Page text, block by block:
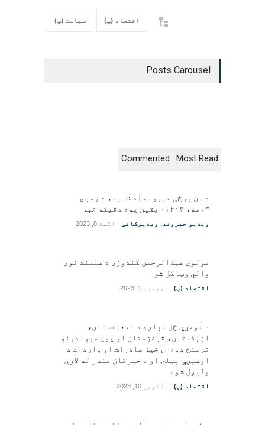
اقتصاد (پ) سیاست (پ)
Posts Carousel
Most Read
Commented
د نن ورځې خبرونه | د شنبه، د زمري
۱۳مه، ۱۴۰۲ - یقین یوه دقیقه خبر
ویډیو خبرونه, ویډیوګانې اگست 8, 2023
مولوي عبدالرحمن کندوزی د هلمند نوی
والي وټاکل شو
اقتصاد (پ) نوومبر 1, 2023
د لومړي ځل لپاره د افغانستان،
ازبکستان، قرغزستان او چین هېوادونو
ترمنځ دوه اړخیز صادرات او واردات د
اوسپڼې پټلۍ او د حیرتان بندر له لارې
ولېږل شوه
اقتصاد (پ) اکتوبر 10, 2023